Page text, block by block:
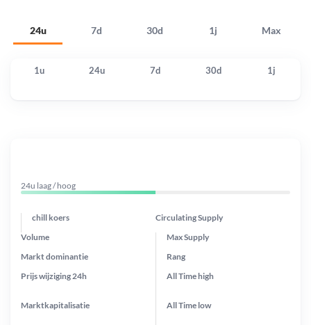
24u 7d 30d 1j Max
1u 24u 7d 30d 1j
24u laag / hoog
chill koers Circulating Supply
Prijs wijziging 24h
Max Supply
Markt dominantie
Marktkapitalisatie
Volume
Rang
All Timehigh
All Time low